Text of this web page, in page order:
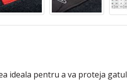
ideala pentru a va proteja gatul